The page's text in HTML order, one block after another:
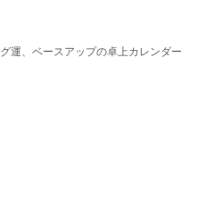
運、ベースアップの卓上カレンダー